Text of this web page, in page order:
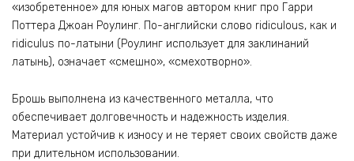
«изобретенное» для юных магов автором книг про Гарри
Поттера Джоан Роулинг. По-английски слово ridiculous, как и
ridiculus по-латыни (Роулинг использует для заклинаний
латынь), означает «смешно», «смехотворно».
Брошь выполнена из качественного металла, что
обеспечивает долговечность и надежность изделия.
Материал устойчив к износу и не теряет своих свойств даже
при длительном использовании.